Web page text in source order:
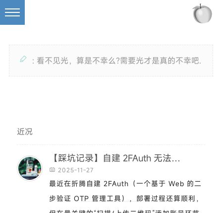
 : 看不见光，算是不幸么?需要光才是真的不幸吧.
近况
【踩坑记录】自建 2FAuth 无法识别二维码、扫描后白屏的终极解决方案
 2025-11-27
最近在折腾自建 2FAuth（一个基于 Web 的二
步验证 OTP 管理工具），部署过程还算顺利，